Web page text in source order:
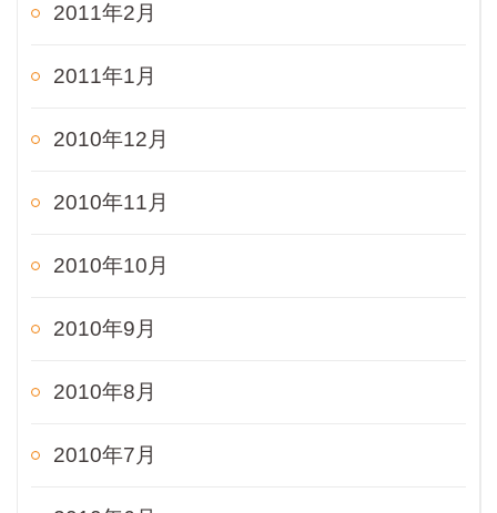
2011年2月
2011年1月
2010年12月
2010年11月
2010年10月
2010年9月
2010年8月
2010年7月